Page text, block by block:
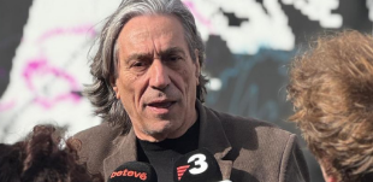
NOU Sentit Urbà
Campanyes culturals
Estratègia de
comunicació i PR Estratègia digital i
creació de continguts